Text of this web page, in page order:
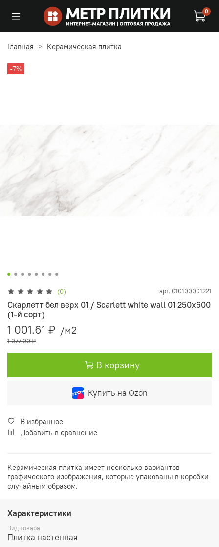
0
Главная Керамическая плитка
-7%
(0) арт. 010100001221
Скарлетт бел верх 01 / Scarlett white wall 01 250х600
(1-й сорт)
1 001.61 ₽ /м2
1 077.00 ₽
В корзину
Купить на Ozon
В избранное
Добавить в сравнение
Керамическая плитка имеет несколько вариантов
графического изображения, которые упакованы в коробки
случайным образом.
Характеристики
Вид товара
Плитка настенная